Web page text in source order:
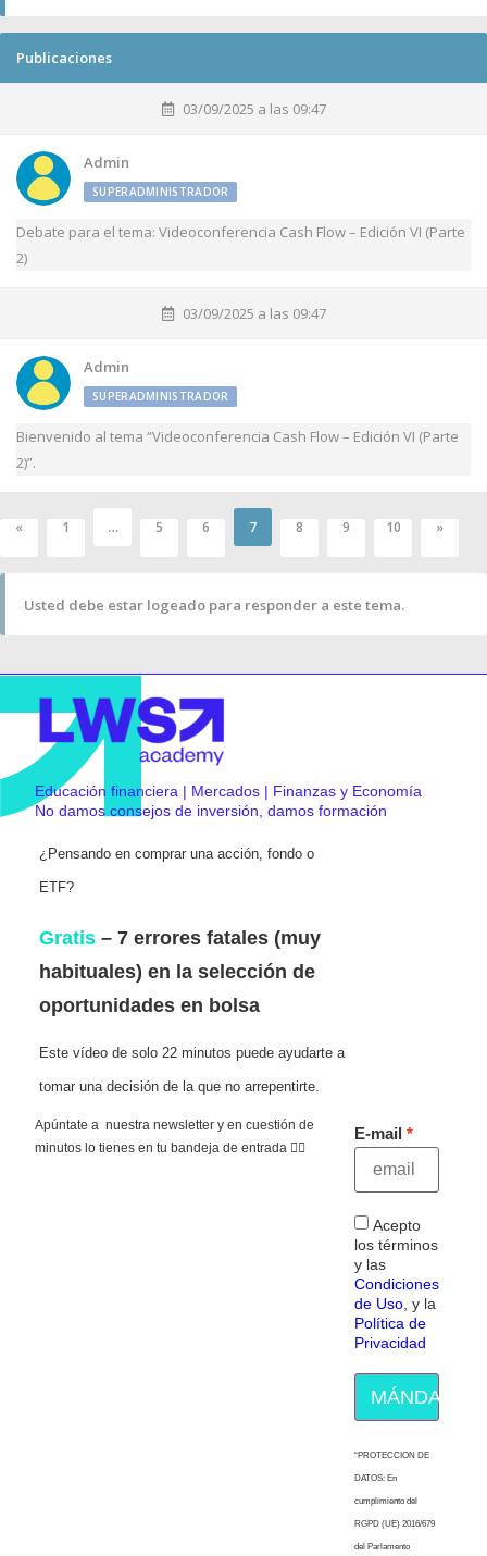
Publicaciones
03/09/2025 a las 09:47
Admin
SUPERADMINISTRADOR
Debate para el tema: Videoconferencia Cash Flow – Edición VI (Parte
2)
03/09/2025 a las 09:47
Admin
SUPERADMINISTRADOR
Bienvenido al tema “Videoconferencia Cash Flow – Edición VI (Parte
2)”.
« 1 … 5 6 7 8 9 10 »
Usted debe estar logeado para responder a este tema.
Educación financiera | Mercados | Finanzas y Economía
No damos consejos de inversión, damos formación
¿Pensando en comprar una acción, fondo o
ETF?
Gratis – 7 errores fatales (muy
habituales) en la selección de
oportunidades en bolsa
Este vídeo de solo 22 minutos puede ayudarte a
tomar una decisión de la que no arrepentirte.
Apúntate a nuestra newsletter y en cuestión de
minutos lo tienes en tu bandeja de entrada 👇🏻
E-mail
Acepto
los términos
y las
Condiciones
de Uso , y la
Política de
Privacidad
MÁNDAME
“PROTECCION DE
DATOS: En
cumplimiento del
RGPD (UE) 2016/679
del Parlamento